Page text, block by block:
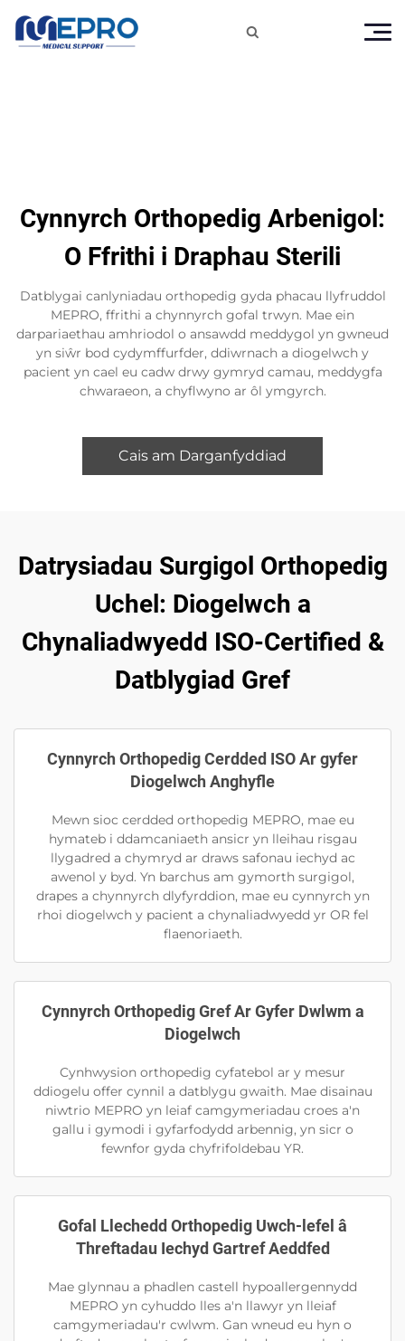

Cynnyrch Orthopedig Arbenigol:
O Ffrithi i Draphau Sterili
Datblygai canlyniadau orthopedig gyda phacau llyfruddol
MEPRO, ffrithi a chynnyrch gofal trwyn. Mae ein
darpariaethau amhriodol o ansawdd meddygol yn gwneud
yn siŵr bod cydymffurfder, ddiwrnach a diogelwch y
pacient yn cael eu cadw drwy gymryd camau, meddygfa
chwaraeon, a chyflwyno ar ôl ymgyrch.
Cais am Darganfyddiad
Datrysiadau Surgigol Orthopedig
Uchel: Diogelwch a
Chynaliadwyedd ISO-Certified &
Datblygiad Gref
Cynnyrch Orthopedig Cerdded ISO Ar gyfer
Diogelwch Anghyfle
Mewn sioc cerdded orthopedig MEPRO, mae eu
hymateb i ddamcaniaeth ansicr yn lleihau risgau
llygadred a chymryd ar draws safonau iechyd ac
awenol y byd. Yn barchus am gymorth surgigol,
drapes a chynnyrch dlyfyrddion, mae eu cynnyrch yn
rhoi diogelwch y pacient a chynaliadwyedd yr OR fel
flaenoriaeth.
Cynnyrch Orthopedig Gref Ar Gyfer Dwlwm a
Diogelwch
Cynhwysion orthopedig cyfatebol ar y mesur
ddiogelu offer cynnil a datblygu gwaith. Mae disainau
niwtrio MEPRO yn leiaf camgymeriadau croes a'n
gallu i gymodi i gyfarfodydd arbennig, yn sicr o
fewnfor gyda chyfrifoldebau YR.
Gofal Llechedd Orthopedig Uwch-lefel â
Threftadau Iechyd Gartref Aeddfed
Mae glynnau a phadlen castell hypoallergennydd
MEPRO yn cyhuddo lles a'n llawyr yn lleiaf
camgymeriadau'r cwlwm. Gan wneud eu hyn o